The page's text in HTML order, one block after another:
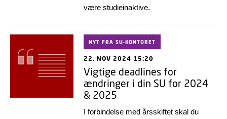
være studieinaktive.
NYT FRA SU-KONTORET
22. NOV 2024 15:20
Vigtige deadlines for
ændringer i din SU for 2024
& 2025
I forbindelse med årsskiftet skal du